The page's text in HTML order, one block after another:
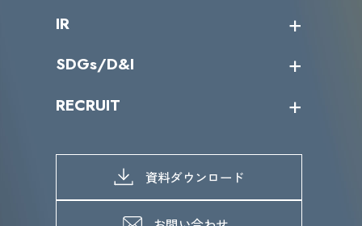
パートナー企業一覧
カテゴリー別サービス一覧
IR
IRカレンダー
IRライブラリー
よくあるご質問
SDGs/D&I
当グループのマテリアリティ
SDGs推進体制
D&Iの取り組み
RECRUIT
募集職種一覧
メッセージ
メンバーインタビュー
資料ダウンロード